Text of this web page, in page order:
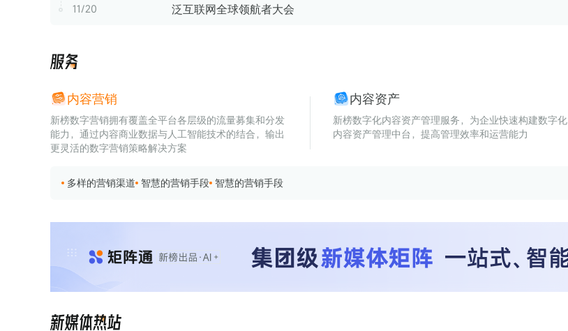
11/20 泛互联网全球领航者大会
务 内容营销
新榜数字营销拥有覆盖全平台各层级的流量募集和分发
能力，通过内容商业数据与人工智能技术的结合，输出
更灵活的数字营销策略解决方案
内容资产
新榜数字化内容资产管理服务，为企业快速构建数字化
内容资产管理中台，提高管理效率和运营能力
多样的营销渠道 智慧的营销手段 智慧的营销手段